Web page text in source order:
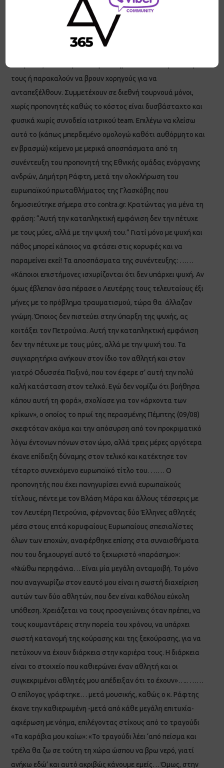
δίδυμο Μαναβή – Τσοπούλου έφερε ένα μετάλλιο σε διεθνές
τουρνουά μετά από πολλά χρόνια, μπορώ να πω ότι
πραγματικά οι αθλητές τα δίνουν όλα, με ελάχιστη έως
τους ή παρακαλούν να βρουν χορηγούς για να
ανταπεξέλθουν. Συμμετέχουν σε διεθνή τουρνουά μόνοι,
χωρίς προπονητές καθώς το κόστος είναι δυσβάσταχτο και
φυσικά χωρίς συνοδεία ιατρικού team. Επιλέγω να κλείσω
αυτό το (κάπως μπερδεμένο ομολογώ καθότι αυθόρμητο και
εν βρασμώ) κείμενο με μερικά αποσπάσματα από τη
συνέντευξη του προπονητή της Εθνικής ομάδας ενόργανης
ανδρών, Δημήτρη Ράφτη, μετά την ολοκλήρωση του
ευρωπαϊκού πρωταθλήματος της Γλασκόβης που
δημοσιεύτηκε σήμερα στο contra.gr. Κρατώντας για μένα τη
φράση: “Αυτή την καταπληκτική εμφάνιση δεν την πέτυχε
με τους μύες, αλλά με την ψυχή του.” Γιατί μόνο με ψυχή και
πάθος μπορεί κάποιος να φτάσει στις κορυφές και να
παραμείνει εκεί! Τα αποσπάσματα της συνέντευξης: ……
«Κάποιοι επιστήμονες ισχυρίζονται ότι δεν υπάρχει ψυχή. Αν
όμως έβλεπαν όσα πέρασε ο Λευτέρης τους τελευταίους έξι
μήνες με το πρόβλημα τραυματισμού, τώρα θα άλλαζαν
γνώμη. Όποιος δεν πιστεύει στην ύπαρξη της ψυχής, ας
κοιτάξει τον Πετρούνια. Αυτή την καταπληκτική εμφάνιση
δεν την πέτυχε με τους μύες, αλλά με την ψυχή του. Τα
συγχαρητήρια ανήκουν στον ίδιο τον αθλητή και στον
γιατρό Οδυσσέα Παξινό, που τον έφερε σ’ αυτή την πολύ
καλή κατάσταση στον τελικό. Εγώ δεν νομίζω ότι βοήθησα
κάπου αυτή τη φορά», σχολίασε για τον «άρχοντα των
κρίκων», ο οποίος το πρωί της περασμένης Πέμπτης (09/08)
σκεφτόταν ακόμα και την απόσυρση από τον προκριματικό
λόγω έντονων πόνων στον ώμο, αλλά τρεις μέρες αργότερα
έκανε επίδειξη δύναμης στον τελικό και κατέκτησε τον
τέταρτο συνεχόμενο ευρωπαϊκό τίτλο του. …… Ο
προπονητής που έχει πανηγυρίσει εννιά ευρωπαϊκούς
τίτλους, πέντε με τον Βλάση Μάρα και άλλους τέσσερις με
τον Λευτέρη Πετρούνια, φέρνοντας δύο Έλληνες αθλητές
μέσα στους επτά κορυφαίους Ευρωπαίους σπεσιαλίστες
όλων των εποχών, αναφέρθηκε επίσης στα συναισθήματα
που του δημιουργεί αυτό το ξεχωριστό «παράσημο»:
«Νιώθω περηφάνια… Είναι μία μεγάλη ανταμοιβή. Το μόνο
που αναγνωρίζω στον εαυτό μου είναι η σωστή διαχείριση
αυτών των δύο αθλητών, που δεν είναι καθόλου εύκολη
υπόθεση. Χρειάζεται να τους προσγειώνεις όταν πρέπει, να
τους κουμαντάρεις στην πορεία του χρόνου, να υπάρχει
σωστή κατανομή της κούρασης και της ξεκούρασης, για να
πετύχουν να έχουν διάρκεια στην καριέρα τους. Η διάρκεια
είναι το στοιχείο που καθιερώνει έναν αθλητή και οι
συγκεκριμένοι αθλητές μου απέδειξαν ότι το έχουν»….. ……
Ο επίλογος γράφτηκε… μετά μουσικής, καθώς ο κ. Ράφτης
έκανε την καθιερωμένη -μετά από κάθε μεγάλη επιτυχία-
αφιέρωση με νόημα, επιλέγοντας στίχους από το τραγούδι
«Τα καράβια μου καίω»: «Το τραγούδι λέει ‘από πείσμα και
τρέλα θα ζω σε τούτη τη χώρα ώσπου να βρω νερό, γιατί
ανήκω εδώ’ και αυτό ακριβώς κάνουμε εμείς… Όμως, στην